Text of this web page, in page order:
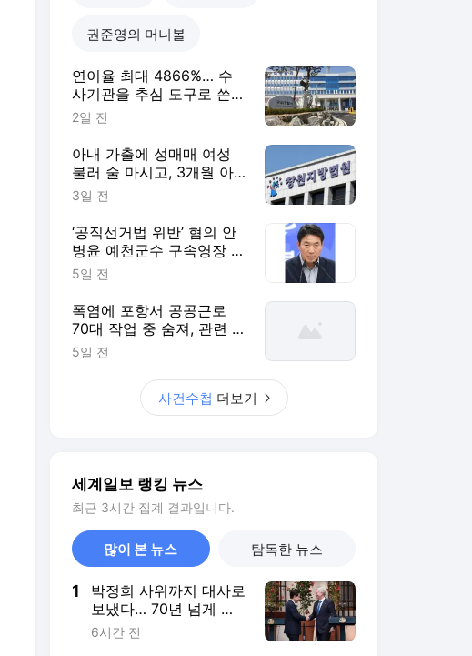
권준영의 머니볼
연이율 최대 4866%… 수
사기관을 추심 도구로 쓴
불법 대부업자 덜미 [사건
2일 전
아내 가출에 성매매 여성
불러 술 마시고, 3개월 아
기 때려 숨지게 한 친부 [사
3일 전
‘공직선거법 위반’ 혐의 안
병윤 예천군수 구속영장 기
각 [사건수첩]
5일 전
폭염에 포항서 공공근로
70대 작업 중 숨져, 관련 사
업 전면 중단 [사건수첩]
5일 전
사건수첩 더보기
세계일보 랭킹 뉴스
최근 3시간 집계 결과입니다.
많이 본 뉴스 탐독한 뉴스
1
박정희 사위까지 대사로
보냈다… 70년 넘게 이
어진 ‘칠레 인연’
6시간 전